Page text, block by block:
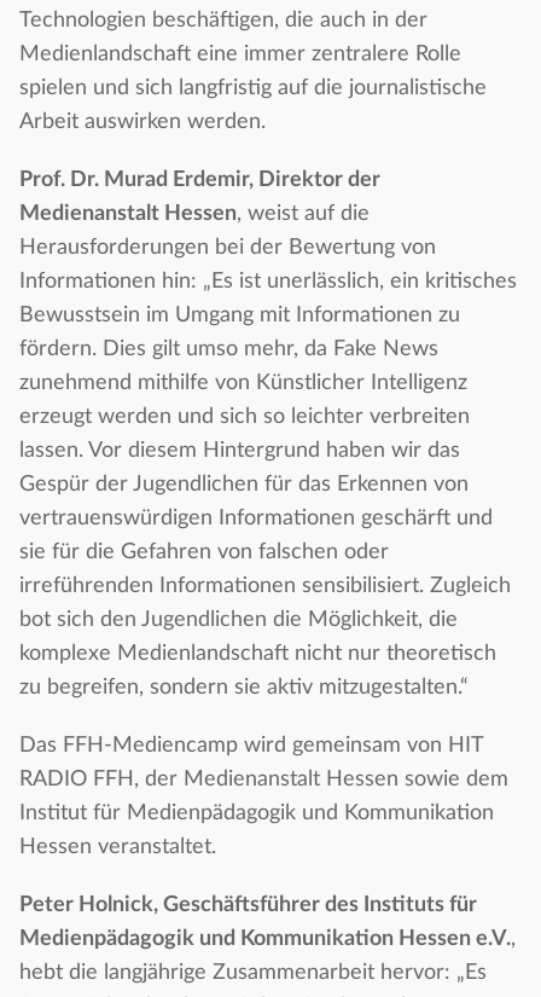
Technologien beschäftigen, die auch in der
Medienlandschaft eine immer zentralere Rolle
spielen und sich langfristig auf die journalistische
Arbeit auswirken werden.
Prof. Dr. Murad Erdemir, Direktor der
Medienanstalt Hessen, weist auf die
Herausforderungen bei der Bewertung von
Informationen hin: „Es ist unerlässlich, ein kritisches
Bewusstsein im Umgang mit Informationen zu
fördern. Dies gilt umso mehr, da Fake News
zunehmend mithilfe von Künstlicher Intelligenz
erzeugt werden und sich so leichter verbreiten
lassen. Vor diesem Hintergrund haben wir das
Gespür der Jugendlichen für das Erkennen von
vertrauenswürdigen Informationen geschärft und
sie für die Gefahren von falschen oder
irreführenden Informationen sensibilisiert. Zugleich
bot sich den Jugendlichen die Möglichkeit, die
komplexe Medienlandschaft nicht nur theoretisch
zu begreifen, sondern sie aktiv mitzugestalten.“
Das FFH-Mediencamp wird gemeinsam von HIT
RADIO FFH, der Medienanstalt Hessen sowie dem
Institut für Medienpädagogik und Kommunikation
Hessen veranstaltet.
Peter Holnick, Geschäftsführer des Instituts für
Medienpädagogik und Kommunikation Hessen e.V.,
hebt die langjährige Zusammenarbeit hervor: „Es